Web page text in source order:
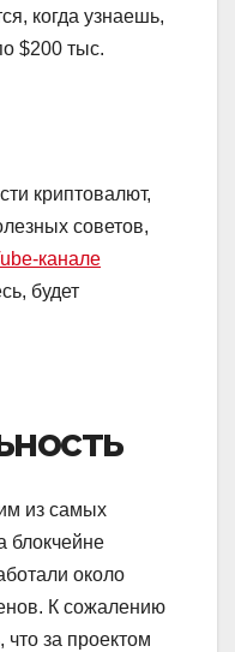
когда узнаешь,
$200 тыс.
криптовалют,
советов,
канале
будет
из самых
блокчейне
около
К сожалению
что за проектом